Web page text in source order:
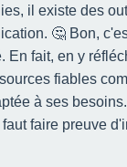
il existe des
🤔 Bon,
fait, en y
fiables
à ses
faire preuve